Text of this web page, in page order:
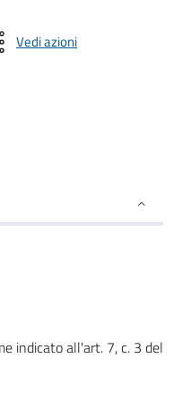
Vedi azioni
indicato all'art. 7, c. 3 del